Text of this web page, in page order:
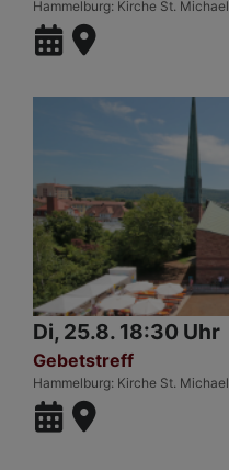
Hammelburg Kirche St. Michael
Di, 25.8. 18:30 Uhr
Gebetstreff
Hammelburg Kirche St. Michael